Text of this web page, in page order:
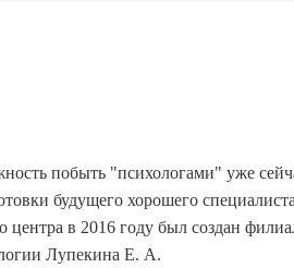
побыть "психологами" уже
будущего хорошего
центра в 2016 году был создан
Лупекина Е. А.